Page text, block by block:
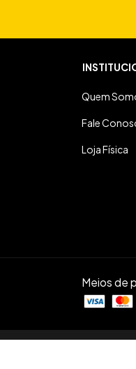
Quem
Fale
Loja Física
Meios de